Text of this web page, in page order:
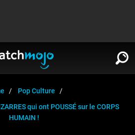
Pop Culture
qui ont POUSSÉ sur le CORPS
HUMAIN !